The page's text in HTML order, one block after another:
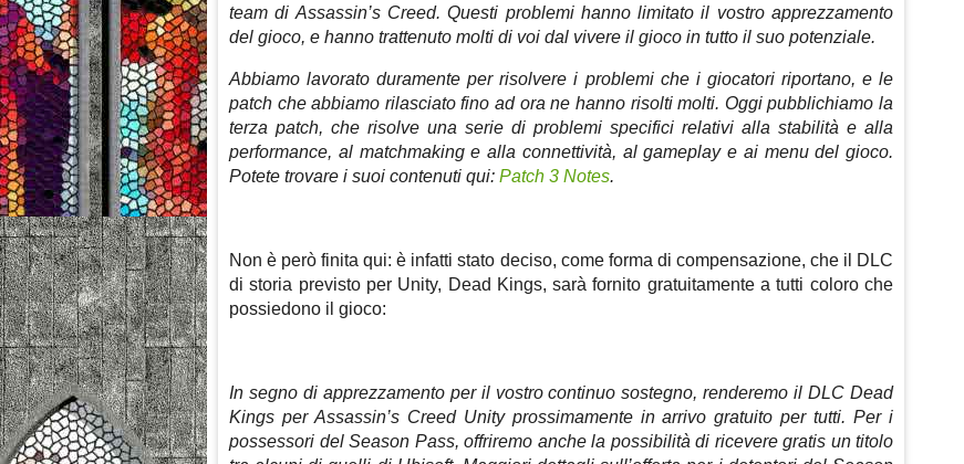
team di Assassin’s Creed. Questi problemi hanno limitato il vostro apprezzamento
del gioco, e hanno trattenuto molti di voi dal vivere il gioco in tutto il suo potenziale.
Abbiamo lavorato duramente per risolvere i problemi che i giocatori riportano, e le
patch che abbiamo rilasciato fino ad ora ne hanno risolti molti. Oggi pubblichiamo la
terza patch, che risolve una serie di problemi specifici relativi alla stabilità e alla
performance, al matchmaking e alla connettività, al gameplay e ai menu del gioco.
Potete trovare i suoi contenuti qui: Patch 3 Notes.
Non è però finita qui: è infatti stato deciso, come forma di compensazione, che il DLC
di storia previsto per Unity, Dead Kings, sarà fornito gratuitamente a tutti coloro che
possiedono il gioco:
In segno di apprezzamento per il vostro continuo sostegno, renderemo il DLC Dead
Kings per Assassin’s Creed Unity prossimamente in arrivo gratuito per tutti. Per i
possessori del Season Pass, offriremo anche la possibilità di ricevere gratis un titolo